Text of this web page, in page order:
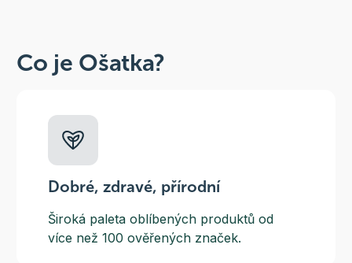
Co je Ošatka?
Dobré, zdravé, přírodní
Široká paleta oblíbených produktů od
více než 100 ověřených značek.